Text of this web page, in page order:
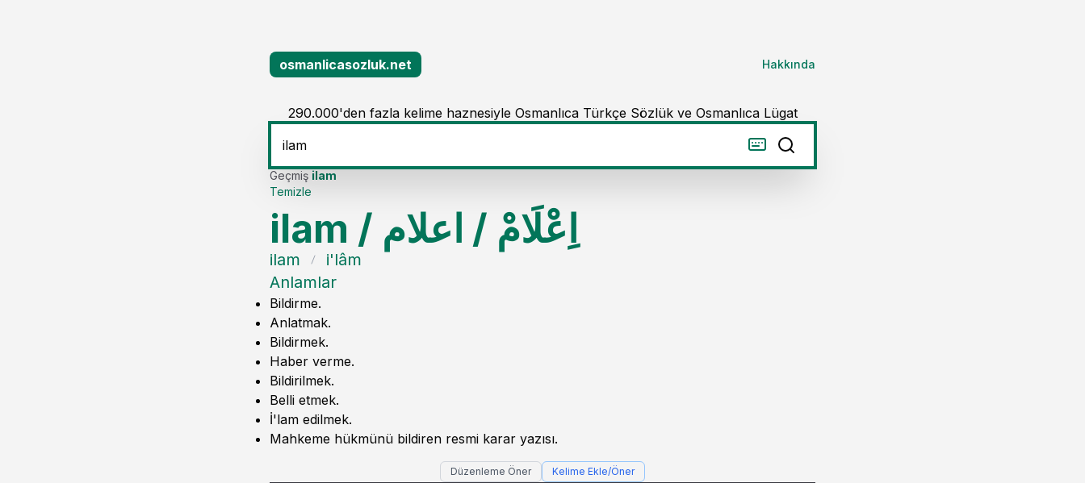
osmanlicasozluk.net Hakkında
290.000'den fazla kelime haznesiyle Osmanlıca Türkçe Sözlük ve Osmanlıca Lügat
Geçmiş
Temizle
ilam
ilam / اِعْلَامْ / اعلام
ilam
i'lâm
Anlamlar
Bildirme.
Anlatmak.
Bildirmek.
Haber verme.
Bildirilmek.
Belli etmek.
İ'lam edilmek.
Mahkeme hükmünü bildiren resmi karar yazısı.
Düzenleme Öner Kelime Ekle/Öner